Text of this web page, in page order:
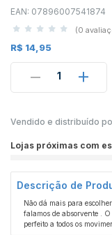
EAN: 07896007541874
(0
R$ 14,95
1
Vendido e distribuído
Lojas próximas com
Descrição de
Não dá mais para
falamos de absorvente .
perfeito a todos os